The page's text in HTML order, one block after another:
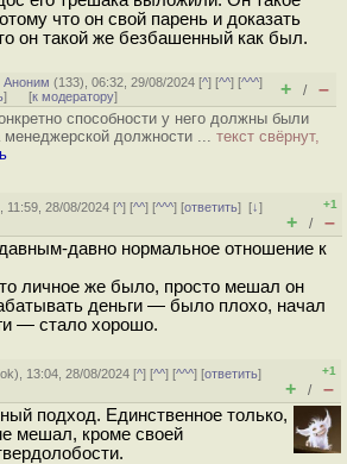
что он свой парень и доказать
он такой же безбашенный как был.
,Аноним (133), 06:32, 29/08/2024 [^] [^^] [^^^]
] [к модератору] + / –
способности у него должны были
менеджерской должности ... текст свёрнут,
11:59, 28/08/2024 [^] [^^] [^^^] [ответить][↓]
+1
+ / –
давно нормальное отношение к
личное же было, просто мешал он
деньги — было плохо, начал
— стало хорошо.
ok), 13:04, 28/08/2024 [^] [^^] [^^^] [ответить]
+1
+ / –
подход. Единственное только,
мешал, кроме своей